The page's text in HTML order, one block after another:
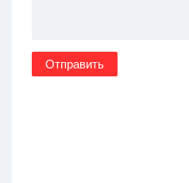
Отправить